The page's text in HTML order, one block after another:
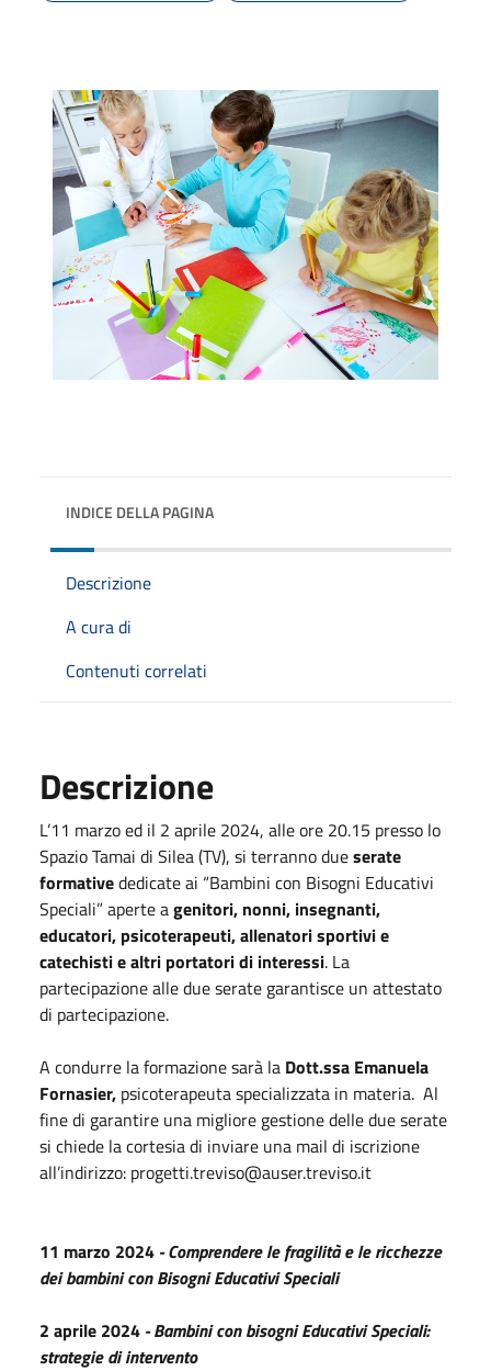
INDICE DELLA PAGINA
Descrizione
A cura di
Contenuti correlati
Descrizione
L’11 marzo ed il 2 aprile 2024, alle ore 20.15 presso lo
Spazio Tamai di Silea (TV), si terranno dueserate
formativededicate ai “Bambini con Bisogni Educativi
Speciali” aperte agenitori, nonni, insegnanti,
educatori, psicoterapeuti, allenatori sportivi e
catechisti e altri portatori di interessi. La
partecipazione alle due serate garantisce un attestato
di partecipazione.
A condurre la formazione sarà la Dott.ssa Emanuela
Fornasier, psicoterapeuta specializzata in materia. Al
fine di garantire una migliore gestione delle due serate
si chiede la cortesia di inviare una mail di iscrizione
all’indirizzo: progetti.treviso@auser.treviso.it
11 marzo 2024 - Comprendere le fragilità e le ricchezze
dei bambini con Bisogni Educativi Speciali
2 aprile 2024 - Bambini con bisogni Educativi Speciali:
strategie di intervento